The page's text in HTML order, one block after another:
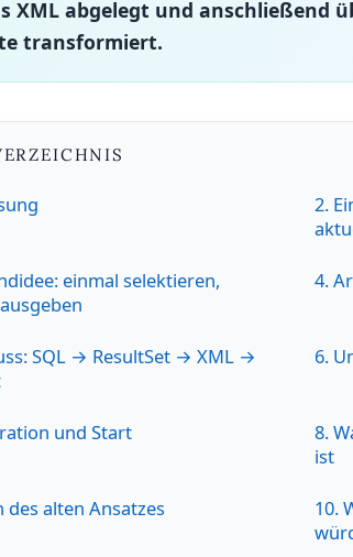
XML abgelegt und anschließend
transformiert.
2.
einmal selektieren,
4.
SQL → ResultSet → XML →
6.
und Start
8.
ist
des alten Ansatzes
10.